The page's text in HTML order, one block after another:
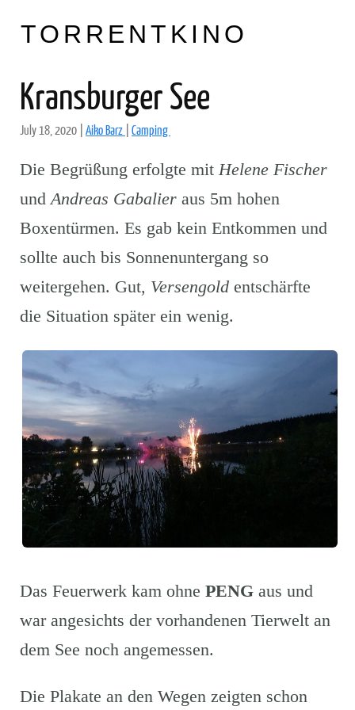
TORRENTKINO
Kransburger See
July 18, 2020 Aiko Barz Camping
Die Begrüßung erfolgte mit Helene Fischer
undAndreas Gabalier aus 5m hohen
Boxentürmen. Es gab kein Entkommen und
sollte auch bis Sonnenuntergang so
weitergehen. Gut, Versengold entschärfte
die Situation später ein wenig.
Das Feuerwerk kam ohne PENG aus und
war angesichts der vorhandenen Tierwelt an
dem See noch angemessen.
Die Plakate an den Wegen zeigten schon